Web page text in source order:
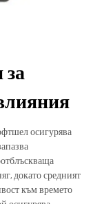
за
осигурява
докато средният
към времето